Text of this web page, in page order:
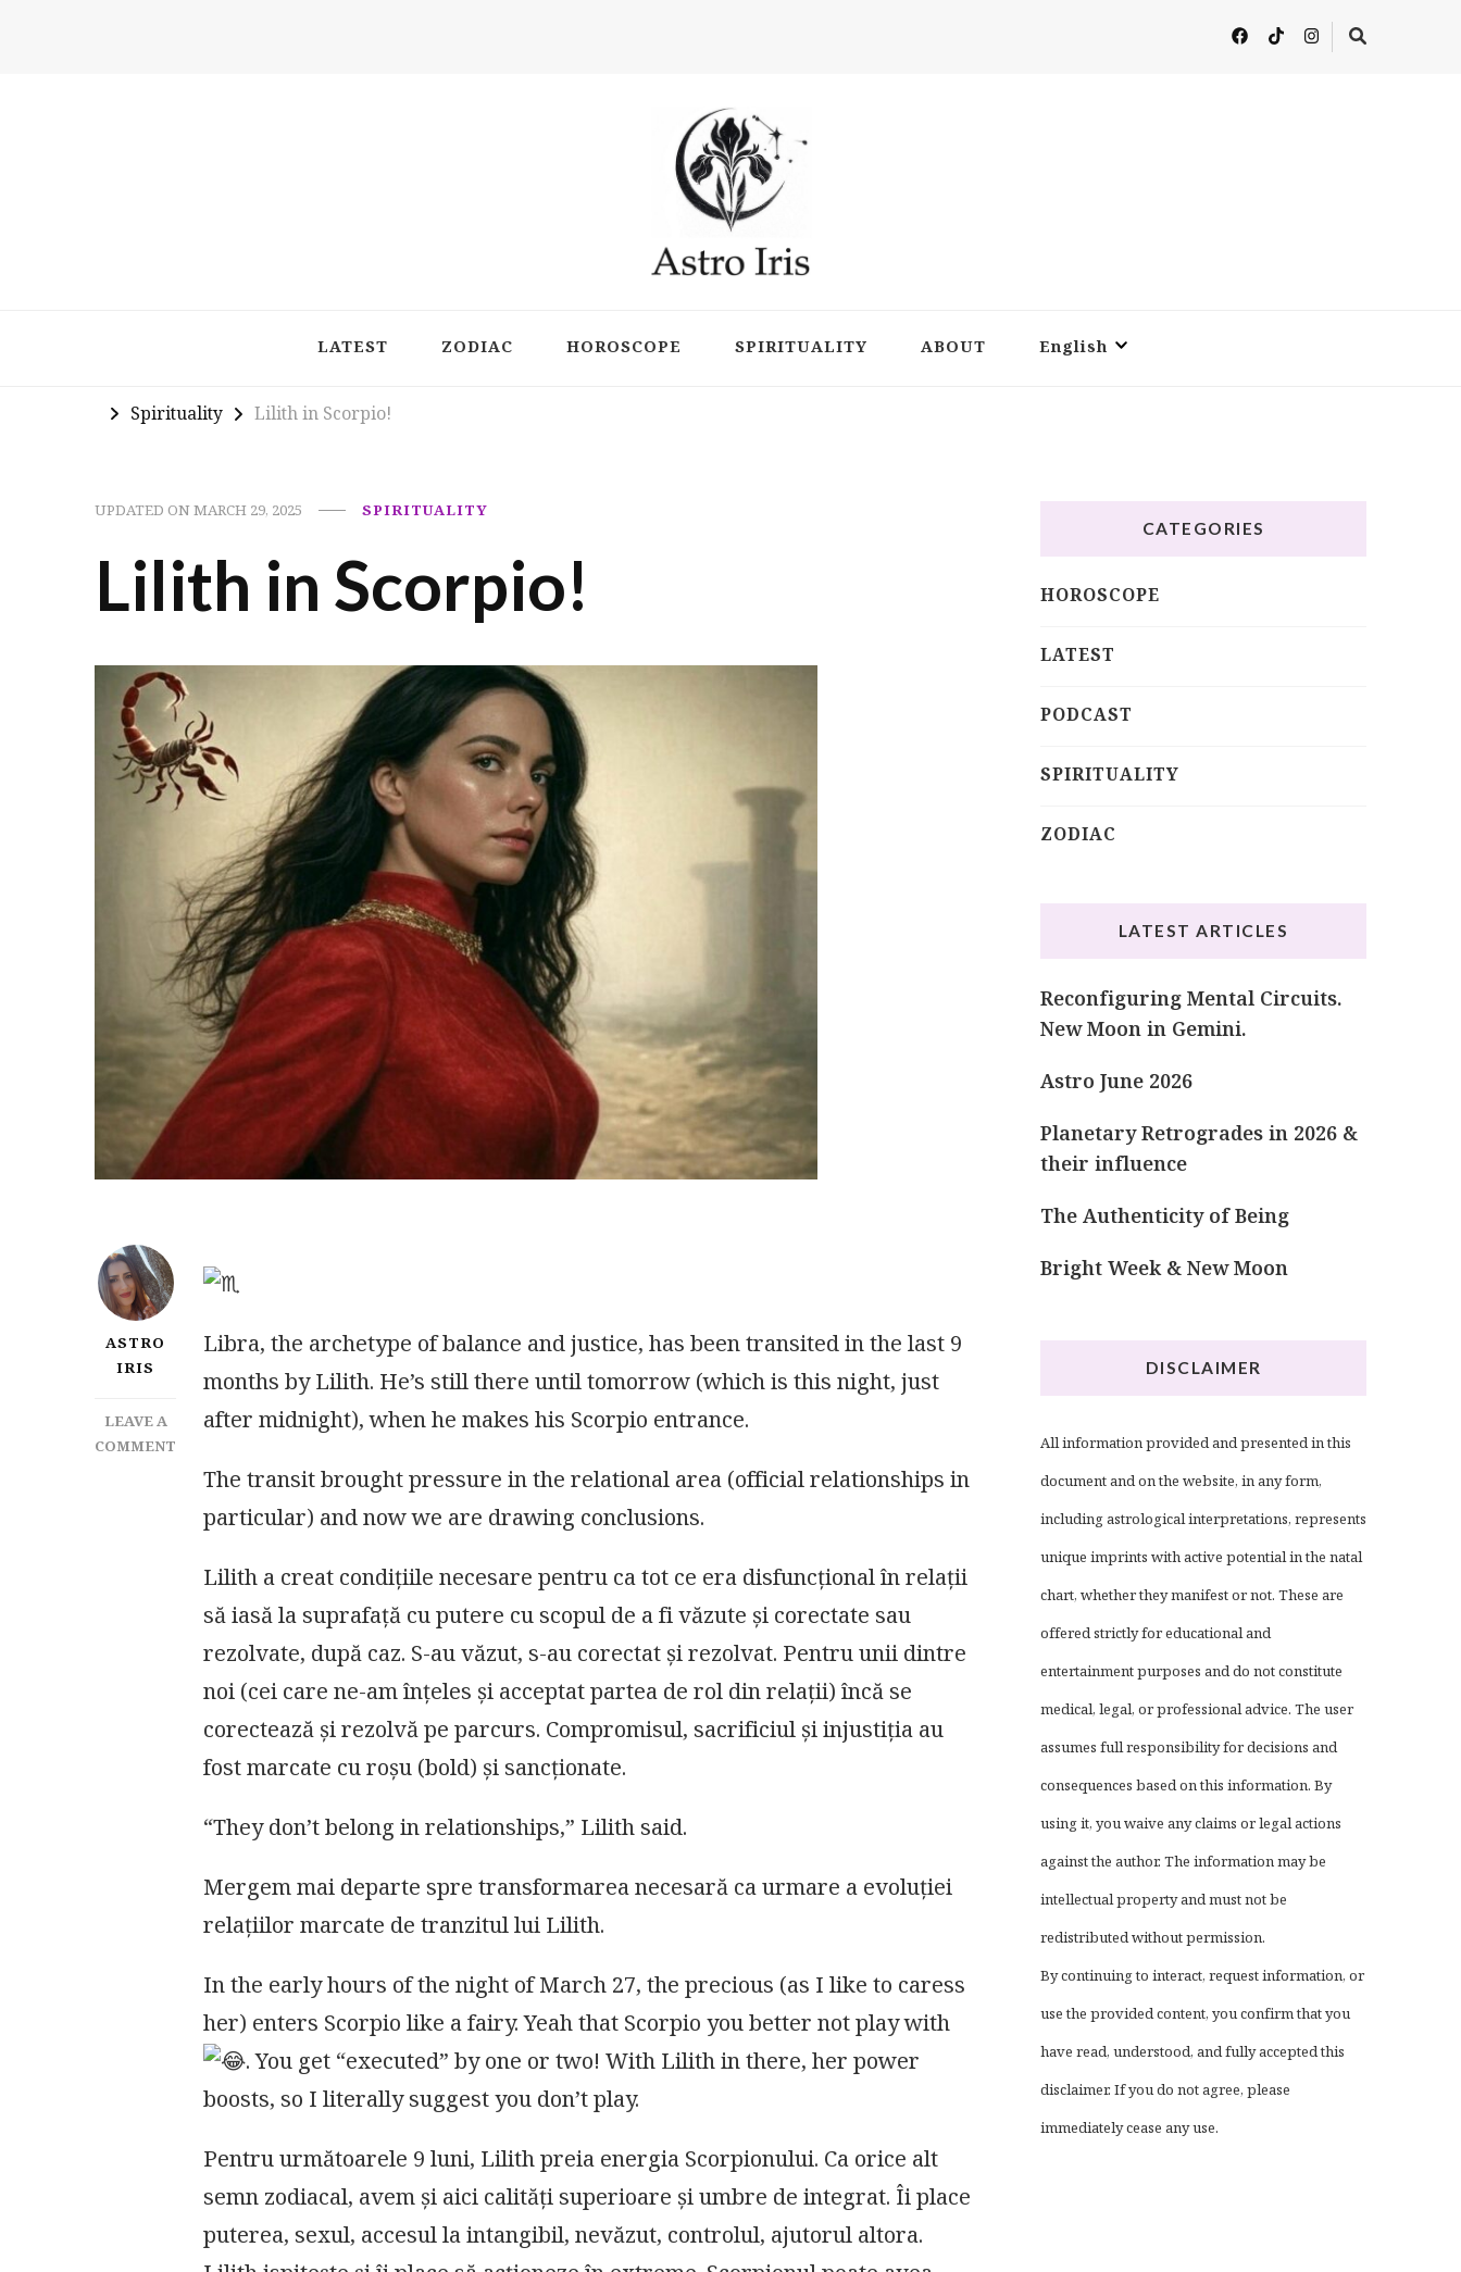
LATEST ZODIAC HOROSCOPE SPIRITUALITY ABOUT English
Spirituality Lilith in Scorpio!
UPDATED ONMARCH 29, 2025 SPIRITUALITY
Lilith in Scorpio!
ASTRO
IRIS
LEAVE A
COMMENT
LILITH
SCORPIO!
Libra, the archetype of balance and justice, has been transited in the last 9
months by Lilith. He’s still there until tomorrow (which is this night, just
after midnight), when he makes his Scorpio entrance.
The transit brought pressure in the relational area (official relationships in
particular) and now we are drawing conclusions.
Lilith a creat condițiile necesare pentru ca tot ce era disfuncțional în relații
să iasă la suprafață cu putere cu scopul de a fi văzute și corectate sau
rezolvate, după caz. S-au văzut, s-au corectat și rezolvat. Pentru unii dintre
noi (cei care ne-am înțeles și acceptat partea de rol din relații) încă se
corectează și rezolvă pe parcurs. Compromisul, sacrificiul și injustiția au
fost marcate cu roșu (bold) și sancționate.
“They don’t belong in relationships,” Lilith said.
Mergem mai departe spre transformarea necesară ca urmare a evoluției
relațiilor marcate de tranzitul lui Lilith.
In the early hours of the night of March 27, the precious (as I like to caress
her) enters Scorpio like a fairy. Yeah that Scorpio you better not play with
. You get “executed” by one or two! With Lilith in there, her power
boosts, so I literally suggest you don’t play.
Pentru următoarele 9 luni, Lilith preia energia Scorpionului. Ca orice alt
semn zodiacal, avem și aici calități superioare și umbre de integrat. Îi place
puterea, sexul, accesul la intangibil, nevăzut, controlul, ajutorul altora.
CATEGORIES
HOROSCOPE
LATEST
PODCAST
SPIRITUALITY
ZODIAC
LATEST ARTICLES
Reconfiguring Mental Circuits.
New Moon in Gemini.
Astro June 2026
Planetary Retrogrades in 2026 &
their influence
The Authenticity of Being
Bright Week & New Moon
DISCLAIMER
All information provided and presented in this
document and on the website, in any form,
including astrological interpretations, represents
unique imprints with active potential in the natal
chart, whether they manifest or not. These are
offered strictly for educational and
entertainment purposes and do not constitute
medical, legal, or professional advice. The user
assumes full responsibility for decisions and
consequences based on this information. By
using it, you waive any claims or legal actions
against the author. The information may be
intellectual property and must not be
redistributed without permission.
By continuing to interact, request information, or
use the provided content, you confirm that you
have read, understood, and fully accepted this
disclaimer. If you do not agree, please
immediately cease any use.